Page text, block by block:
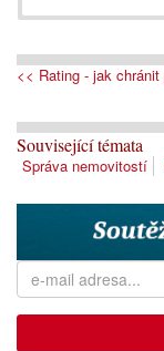
<< Rating - jak
Související témata
Správa nemovitostí